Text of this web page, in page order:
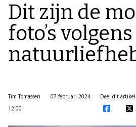
Dit zijn de
foto’s
Tim Tomassen
07 februari 2024
12:00
Deel dit artikel: